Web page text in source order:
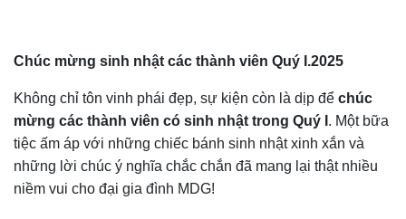
Chúc mừng sinh nhật các thành viên Quý I.2025
Không chỉ tôn vinh phái đẹp, sự kiện còn là dịp để chúc
mừng các thành viên có sinh nhật trong Quý I . Một bữa
tiệc ấm áp với những chiếc bánh sinh nhật xinh xắn và
những lời chúc ý nghĩa chắc chắn đã mang lại thật nhiều
niềm vui cho đại gia đình MDG!